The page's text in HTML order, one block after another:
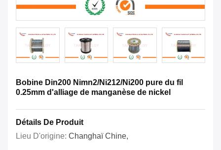
Bobine Din200 Nimn2/Ni212/Ni200 pure du fil
0.25mm d'alliage de manganèse de nickel
Détails De Produit
Lieu D'origine: Changhaï Chine,